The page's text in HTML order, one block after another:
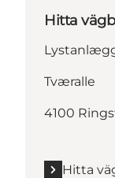
Hitta
Tværalle
4100
Hitta